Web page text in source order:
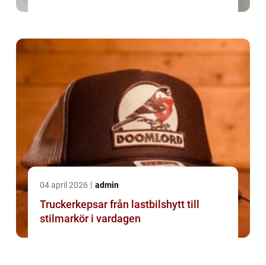
04 april 2026 admin
Truckerkepsar från lastbilshytt till
stilmarkör i vardagen